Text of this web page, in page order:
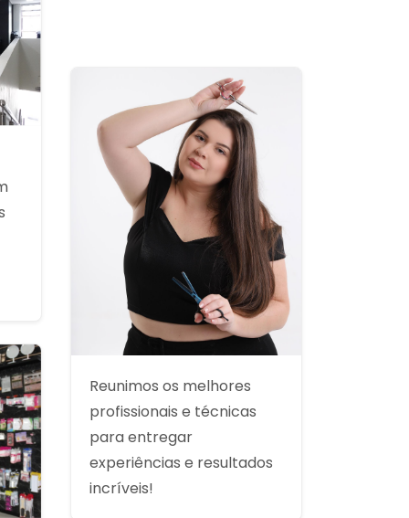
Reunimos os melhores
profissionais e técnicas
para entregar
experiências e resultados
incríveis!